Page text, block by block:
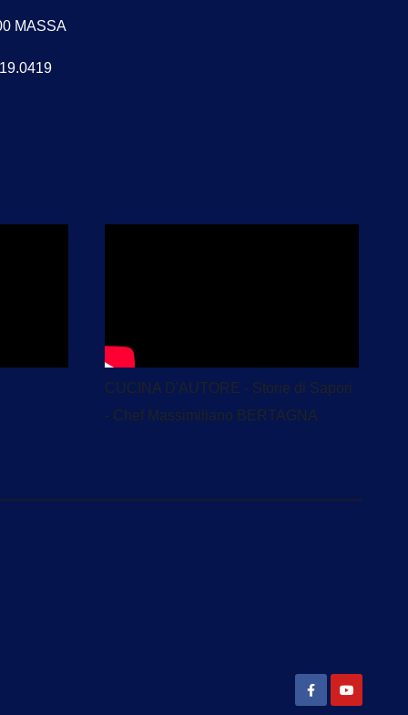
MASSA
CUCINA D'AUTORE - Storie di Sapori
- Chef Massimiliano BERTAGNA